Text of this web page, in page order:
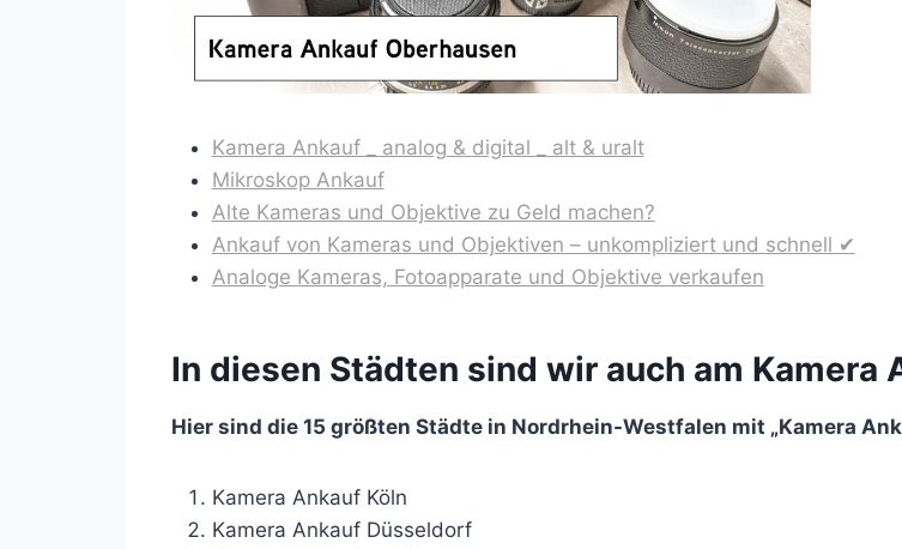
Kamera Ankauf _ analog & digital _ alt & uralt
Mikroskop Ankauf
Alte Kameras und Objektive zu Geld machen?
Ankauf von Kameras und Objektiven – unkompliziert und schnell ✔
Analoge Kameras, Fotoapparate und Objektive verkaufen
In diesen Städten sind wir auch am Kamera
Hier sind die 15 größten Städte in Nordrhein-Westfalen mit „Kamera
Kamera Ankauf Köln
Kamera Ankauf Düsseldorf